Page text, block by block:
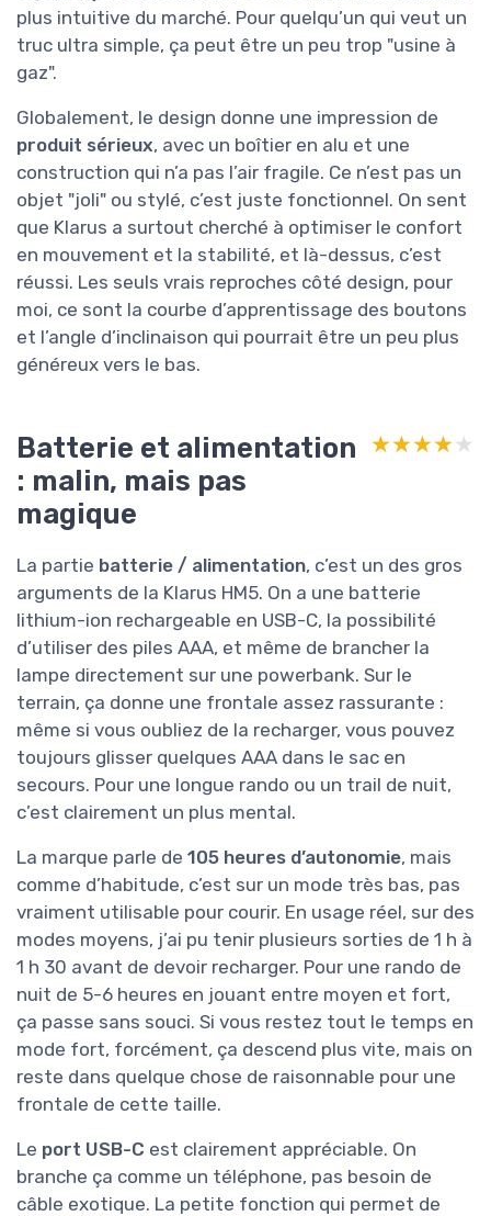
plus intuitive du marché. Pour quelqu’un qui veut un
truc ultra simple, ça peut être un peu trop "usine à
gaz".
Globalement, le design donne une impression de
produit sérieux, avec un boîtier en alu et une
construction qui n’a pas l’air fragile. Ce n’est pas un
objet "joli" ou stylé, c’est juste fonctionnel. On sent
que Klarus a surtout cherché à optimiser le confort
en mouvement et la stabilité, et là-dessus, c’est
réussi. Les seuls vrais reproches côté design, pour
moi, ce sont la courbe d’apprentissage des boutons
et l’angle d’inclinaison qui pourrait être un peu plus
généreux vers le bas.
Batterie et alimentation
: malin, mais pas
magique
★★★★★
★★★★★
La partie batterie / alimentation, c’est un des gros
arguments de la Klarus HM5. On a une batterie
lithium-ion rechargeable en USB-C, la possibilité
d’utiliser des piles AAA, et même de brancher la
lampe directement sur une powerbank. Sur le
terrain, ça donne une frontale assez rassurante :
même si vous oubliez de la recharger, vous pouvez
toujours glisser quelques AAA dans le sac en
secours. Pour une longue rando ou un trail de nuit,
c’est clairement un plus mental.
La marque parle de 105 heures d’autonomie, mais
comme d’habitude, c’est sur un mode très bas, pas
vraiment utilisable pour courir. En usage réel, sur des
modes moyens, j’ai pu tenir plusieurs sorties de 1 h à
1 h 30 avant de devoir recharger. Pour une rando de
nuit de 5-6 heures en jouant entre moyen et fort,
ça passe sans souci. Si vous restez tout le temps en
mode fort, forcément, ça descend plus vite, mais on
reste dans quelque chose de raisonnable pour une
frontale de cette taille.
Le port USB-C est clairement appréciable. On
branche ça comme un téléphone, pas besoin de
câble exotique. La petite fonction qui permet de